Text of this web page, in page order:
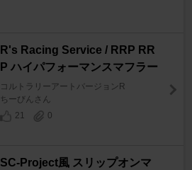
R's Racing Service / RRP RR
P ハイパフォーマンスマフラー
コルトラリーアートバージョンR
ちーびんさん
21
0
SC-Project風 スリップオンマ